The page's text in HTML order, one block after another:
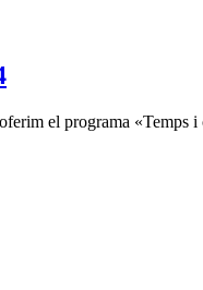
el programa «Temps